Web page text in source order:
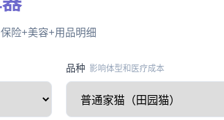
险+美容+用品明细
品种 影响体型和医疗成本